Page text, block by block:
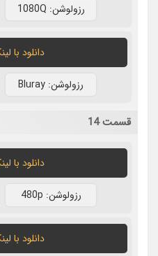
رزولوشن: 1080Q
دانلود با
رزولوشن: Bluray
قسمت 14
دانلود با
رزولوشن: 480p
دانلود با